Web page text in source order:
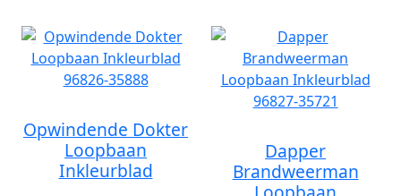
Opwindende Dokter
Loopbaan
Inkleurblad
Dapper
Brandweerman